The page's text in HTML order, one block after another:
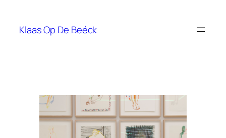
content
Klaas Op De Beéck